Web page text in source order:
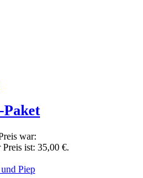
war:
ist: 35,00 €.